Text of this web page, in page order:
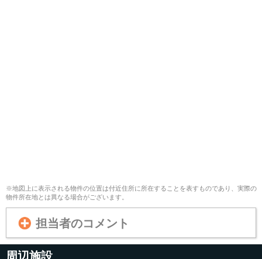
※地図上に表示される物件の位置は付近住所に所在することを表すものであり、実際の
物件所在地とは異なる場合がございます。
担当者のコメント
周辺施設